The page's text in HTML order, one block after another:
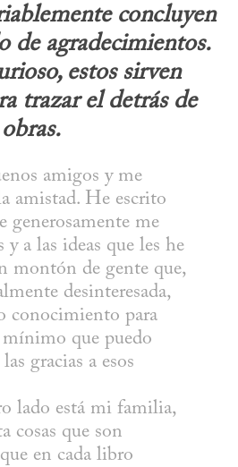
concluyen
de agradecimientos.
estos sirven
trazar el detrás de
amigos y me
amistad. He escrito
generosamente me
a las ideas que les he
montón de gente que,
desinteresada,
conocimiento para
que puedo
gracias a esos
cosas que son
en cada libro